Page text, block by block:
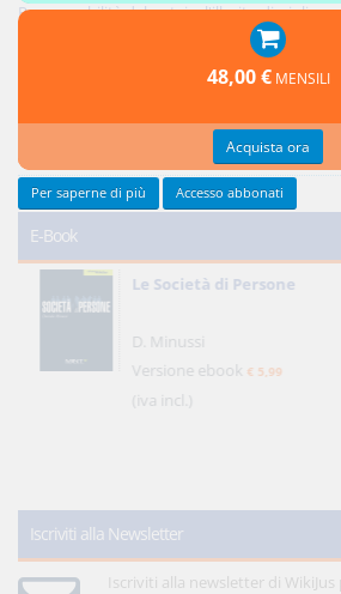
Responsabilità del notaio: l'illecito
Credito privilegiato del promissario
Reciprocità delle concessioni
Tutti gli ultimi contributi >
E-Book
Le Società di Persone
D. Minussi
Versione ebook € 5,99
(iva incl.)
Iscriviti alla Newsletter
Iscriviti alla newsletter di
48,00 € MENSILI
Acquista ora
Per saperne di più Accesso abbonati